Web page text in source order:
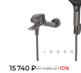
15 740 ₽17 490 ₽-10%